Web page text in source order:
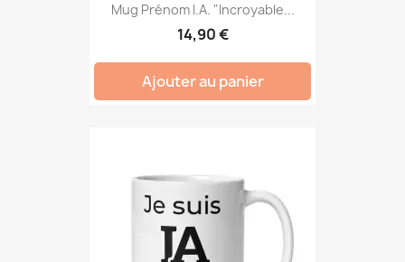
Mug Prénom I.A. "Incroyable...
14,90 €
Ajouter au panier